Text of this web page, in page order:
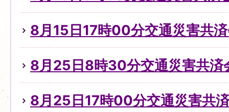
8月15日17時00分交通災害共
8月25日8時30分交通災害共
8月25日17時00分交通災害共